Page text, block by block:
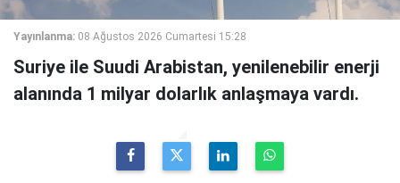
Yayınlanma: 08 Ağustos 2026 Cumartesi 15:28
Suriye ile Suudi Arabistan, yenilenebilir enerji
alanında 1 milyar dolarlık anlaşmaya vardı.